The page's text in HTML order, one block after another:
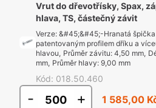
Vrut do dřevotřísky, Spax,
hlava, TS, částečný závit
Verze: &#45;&#45;-Hranatá
patentovaným profilem dříku a
hlavou, Průměr závitu: 4,50 mm,
mm, Průměr hlavy: 9,00 mm
Kód: 018.50.460
- + 1 585,00